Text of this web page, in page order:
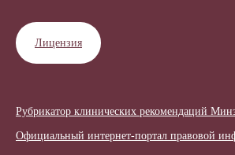
Лицензия
Рубрикатор клинических рекомендаций
Официальный интернет-портал правовой